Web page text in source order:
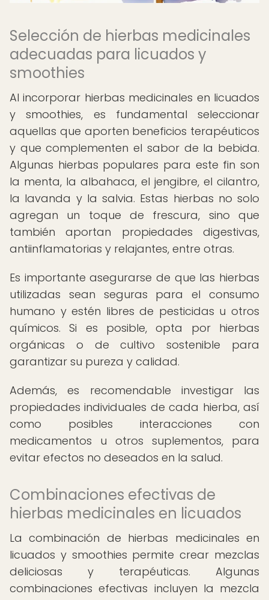
Selección de hierbas medicinales
adecuadas para licuados y
smoothies
Al incorporar hierbas medicinales en licuados
y smoothies, es fundamental seleccionar
aquellas que aporten beneficios terapéuticos
y que complementen el sabor de la bebida.
Algunas hierbas populares para este fin son
la menta, la albahaca, el jengibre, el cilantro,
la lavanda y la salvia. Estas hierbas no solo
agregan un toque de frescura, sino que
también aportan propiedades digestivas,
antiinflamatorias y relajantes, entre otras.
Es importante asegurarse de que las hierbas
utilizadas sean seguras para el consumo
humano y estén libres de pesticidas u otros
químicos. Si es posible, opta por hierbas
orgánicas o de cultivo sostenible para
garantizar su pureza y calidad.
Además, es recomendable investigar las
propiedades individuales de cada hierba, así
como posibles interacciones con
medicamentos u otros suplementos, para
evitar efectos no deseados en la salud.
Combinaciones efectivas de
hierbas medicinales en licuados
La combinación de hierbas medicinales en
licuados y smoothies permite crear mezclas
deliciosas y terapéuticas. Algunas
combinaciones efectivas incluyen la mezcla